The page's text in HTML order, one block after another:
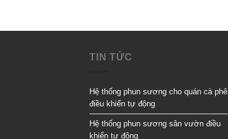
TIN TỨC
Hệ thống phun sương cho quán cà phê
điều khiển tự động
Hệ thống phun sương sân vườn điều
khiển tự động